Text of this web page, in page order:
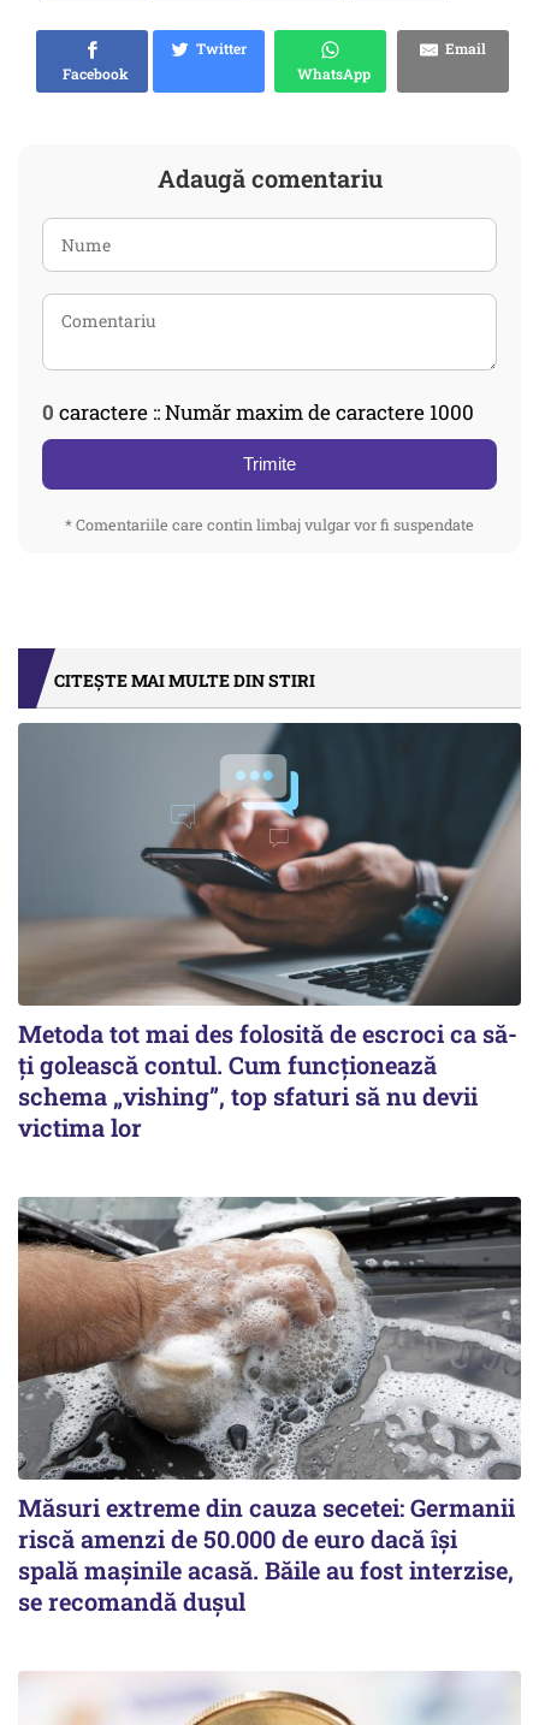
Facebook
Twitter
WhatsApp
Email
Adaugă comentariu
0 caractere :: Număr maxim de caractere 1000
Trimite
* Comentariile care contin limbaj vulgar vor fi suspendate
CITEȘTE MAI MULTE DIN STIRI
Metoda tot mai des folosită de escroci ca să-
ți golească contul. Cum funcționează
schema „vishing”, top sfaturi să nu devii
victima lor
Măsuri extreme din cauza secetei: Germanii
riscă amenzi de 50.000 de euro dacă își
spală mașinile acasă. Băile au fost interzise,
se recomandă dușul